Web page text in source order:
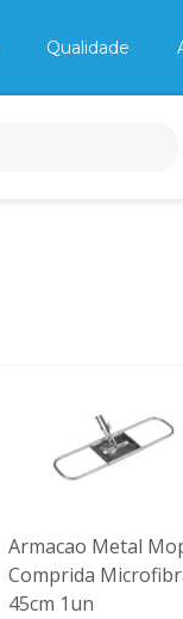
Qualidade
Armacao Metal
Comprida
45cm 1un